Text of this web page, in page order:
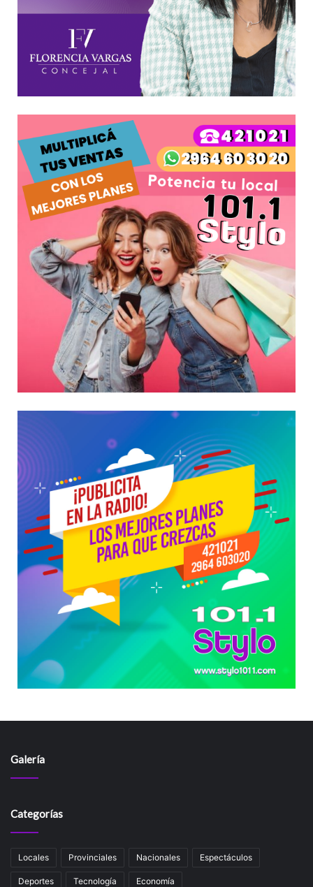
Galería
Categorías
Locales Provinciales Nacionales Espectáculos
Deportes Tecnología Economía